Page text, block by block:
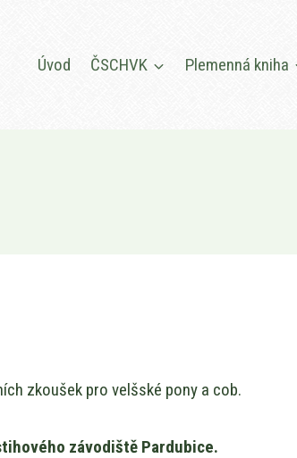
Úvod ČSCHVK Plemenná kniha
zkoušek pro velšské pony a cob.
závodiště Pardubice.